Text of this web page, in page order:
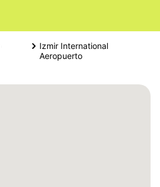
Izmir International
Aeropuerto